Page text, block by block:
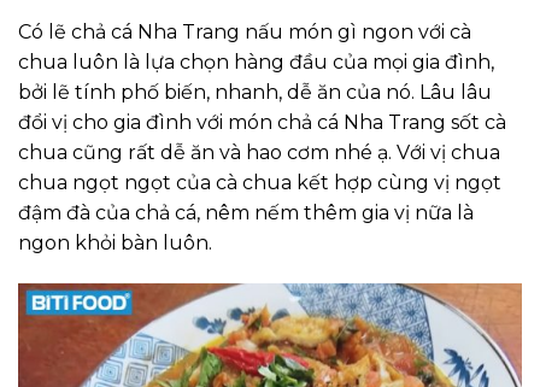
Có lẽ chả cá Nha Trang nấu món gì ngon với cà
chua luôn là lựa chọn hàng đầu của mọi gia đình,
bởi lẽ tính phố biến, nhanh, dễ ăn của nó. Lâu lâu
đổi vị cho gia đình với món chả cá Nha Trang sốt cà
chua cũng rất dễ ăn và hao cơm nhé ạ. Với vị chua
chua ngọt ngọt của cà chua kết hợp cùng vị ngọt
đậm đà của chả cá, nêm nếm thêm gia vị nữa là
ngon khỏi bàn luôn.